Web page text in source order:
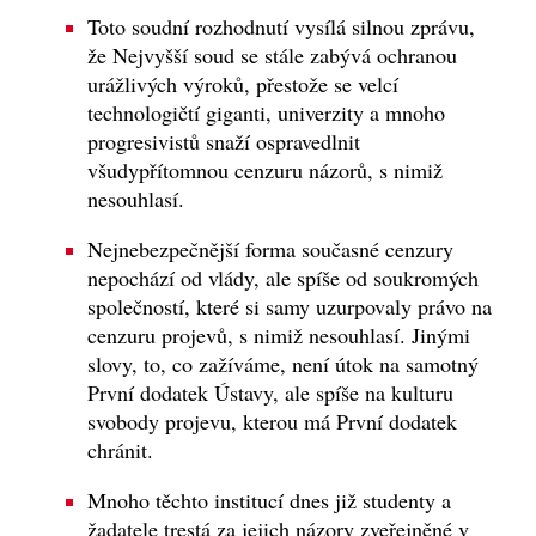
Toto soudní rozhodnutí vysílá silnou zprávu,
že Nejvyšší soud se stále zabývá ochranou
urážlivých výroků, přestože se velcí
technologičtí giganti, univerzity a mnoho
progresivistů snaží ospravedlnit
všudypřítomnou cenzuru názorů, s nimiž
nesouhlasí.
Nejnebezpečnější forma současné cenzury
nepochází od vlády, ale spíše od soukromých
společností, které si samy uzurpovaly právo na
cenzuru projevů, s nimiž nesouhlasí. Jinými
slovy, to, co zažíváme, není útok na samotný
První dodatek Ústavy, ale spíše na kulturu
svobody projevu, kterou má První dodatek
chránit.
Mnoho těchto institucí dnes již studenty a
žadatele trestá za jejich názory zveřejněné v